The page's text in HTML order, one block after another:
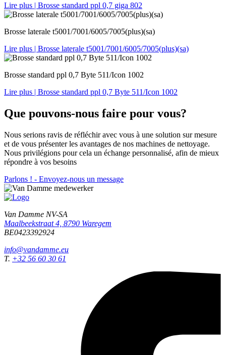
Lire plus | Brosse standard ppl 0,7 giga 802
Brosse laterale t5001/7001/6005/7005(plus)(sa)
Lire plus | Brosse laterale t5001/7001/6005/7005(plus)(sa)
Brosse standard ppl 0,7 Byte 511/Icon 1002
Lire plus | Brosse standard ppl 0,7 Byte 511/Icon 1002
Que pouvons-nous faire pour vous?
Nous serions ravis de réfléchir avec vous à une solution sur mesure
et de vous présenter les avantages de nos machines de nettoyage.
Nous privilégions pour cela un échange personnalisé, afin de mieux
répondre à vos besoins
Parlons ! - Envoyez-nous un message
Van Damme NV-SA
Maalbeekstraat 4, 8790 Waregem
BE0423392924
info@vandamme.eu
T. +32 56 60 30 61